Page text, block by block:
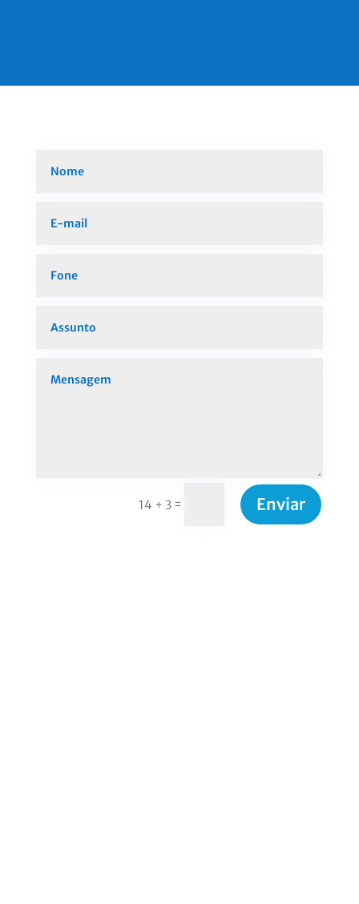
14 + 3 = Enviar